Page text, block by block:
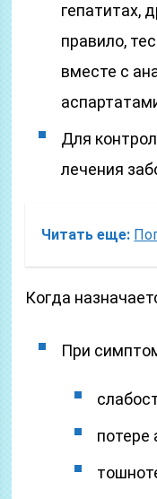
гепатитах,
правило,
вместе с
Для
лечения
Читать еще:
Когда
При
потере